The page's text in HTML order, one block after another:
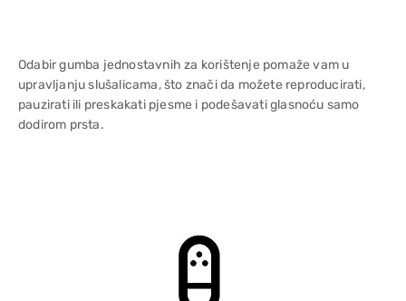
Odabir gumba jednostavnih za korištenje pomaže vam u
upravljanju slušalicama, što znači da možete reproducirati,
pauzirati ili preskakati pjesme i podešavati glasnoću samo
dodirom prsta.